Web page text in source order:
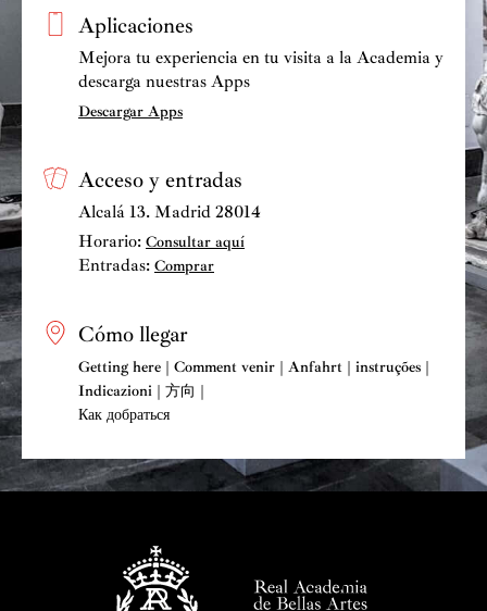
Aplicaciones
Mejora tu experiencia en tu visita a la Academia y
descarga nuestras Apps
Descargar Apps
Acceso y entradas
Alcalá 13. Madrid 28014
Horario: Consultar aquí
Entradas: Comprar
Cómo llegar
Getting here | Comment venir | Anfahrt | instruções |
Indicazioni | 方向 |
Как добраться